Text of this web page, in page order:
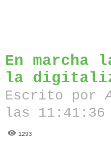
En marcha
la
Escrito por
las 11:41:36
1293